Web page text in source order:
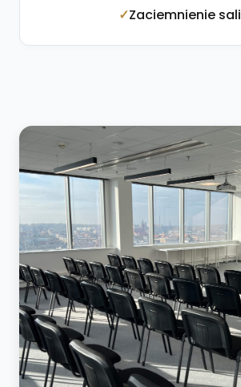
Zaciemnienie sali